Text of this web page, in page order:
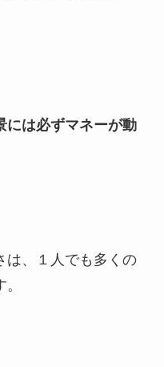
には必ずマネーが動
は、１人でも多くの